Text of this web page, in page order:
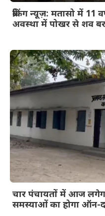
ब्रेकिंग न्यूज़: मतासो में 11
अवस्था में पोखर से शव
चार पंचायतों में आज लगेगा
समस्याओं का होगा ऑन-